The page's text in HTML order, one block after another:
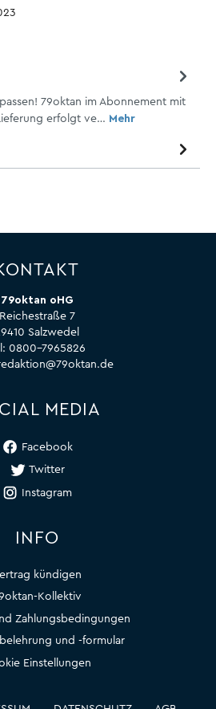
79oktan im Abonnement mit
erfolgt ve… Mehr
79oktan oHG
Reichestraße 7
Salzwedel
0800-7965826
MEDIA
Facebook
Twitter
Instagram
INFO
kündigen
Kollektiv
Zahlungsbedingungen
und -formular
Einstellungen